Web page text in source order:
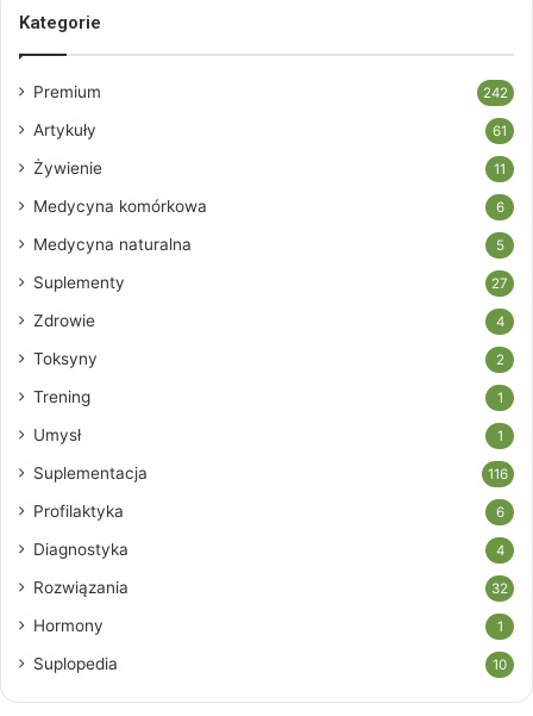
Kategorie
Premium 242
Artykuły 61
Żywienie 11
Medycyna komórkowa 6
Medycyna naturalna 5
Suplementy 27
Zdrowie 4
Toksyny 2
Trening 1
Umysł 1
Suplementacja 116
Profilaktyka 6
Diagnostyka 4
Rozwiązania 32
Hormony 1
Suplopedia 10